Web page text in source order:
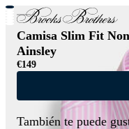
Nuevas
Camisa Slim Fit
Ainsley
€149
También te puede